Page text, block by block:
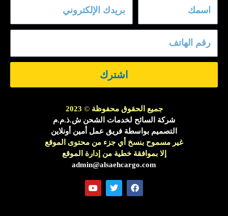
اشترك
جميع الحقوق محفوظة©
2023
شركة السائح لخدمات الشحن ش.ذ.م.م
التصميم بواسطة فريق عمل أمين أونلاين
غير مسموح بنسخ أي جزء من محتوى الموقع
إلا بموافقة خطية من إدارة الموقع
admin@alsaehcargo.com
F
T
Y